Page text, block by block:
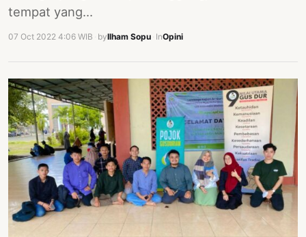
tempat yang…
07 Oct 2022 4:06 WIB byIlham Sopu InOpini